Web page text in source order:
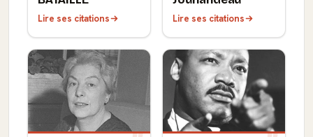
Lire ses citations Lire ses citations